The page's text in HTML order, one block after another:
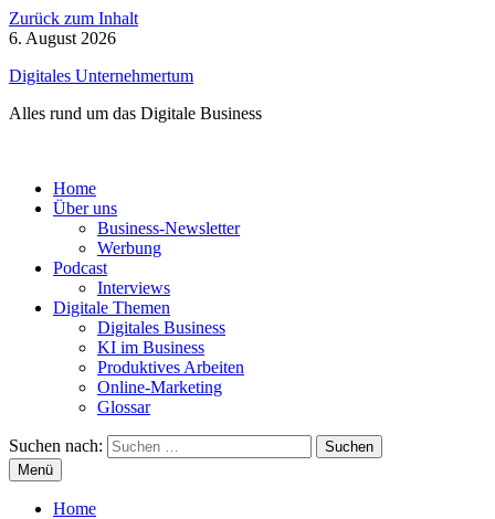
Zurück zum Inhalt
6. August 2026
Digitales Unternehmertum
Alles rund um das Digitale Business
Home
Über uns
Business-Newsletter
Werbung
Podcast
Interviews
Digitale Themen
Digitales Business
KI im Business
Produktives Arbeiten
Online-Marketing
Glossar
Suchen nach:
Menü
Home